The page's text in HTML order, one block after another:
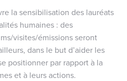
la sensibilisation des lauréats
humaines : des
visites/émissions seront
dans le but d’aider les
positionner par rapport à la
et à leurs actions.